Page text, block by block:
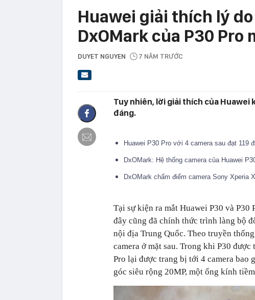
Huawei giải thích lý
DxOMark của P30 Pro
DUYET NGUYEN 7 NĂM TRƯỚC
Tuy nhiên, lời giải thích của
đáng.
Huawei P30 Pro với 4 camera sau đạt 119
DxOMark: Hệ thống camera của Huawei
DxOMark chấm điểm camera Sony Xperia
Tại sự kiện ra mắt Huawei P30 và
đây cũng đã chính thức trình làng bộ
nội địa Trung Quốc. Theo truyền
camera ở mặt sau. Trong khi P30
Pro lại được trang bị tới 4 camera bao
góc siêu rộng 20MP, một ống kính